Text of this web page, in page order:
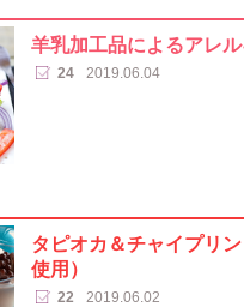
羊乳加工品によるアレ
24 2019.06.04
タピオカ＆チャイプリ
使用）
22 2019.06.02